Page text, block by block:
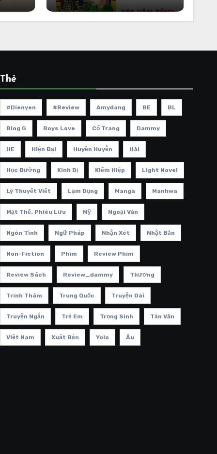
Thẻ
#dienyen #review Amydang BE BL
Blog G Boys Love Cổ Trang Dammy
HE Hiện Đại Huyền Huyễn Hài
Học Đường Kinh Dị Kiếm Hiệp Light Novel
Lý Thuyết Viết Lạm Dụng Manga Manhwa
Mạt Thế. Phiêu Lưu Mỹ Ngoại Văn
Ngôn Tình Ngữ Pháp Nhận Xét Nhật Bản
Non-Fiction Phim Review Phim
Review Sách Review_dammy Thương
Trinh Thám Trung Quốc Truyện Dài
Truyện Ngắn Trẻ Em Trọng Sinh Tản Văn
Việt Nam Xuất Bản Yolo Âu